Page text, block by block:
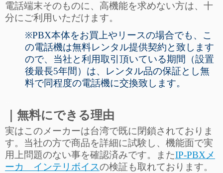
電話端末そのものに、高機能を求めない方は、十
分にご利用いただけます。
※PBX本体をお買上やリースの場合でも、こ
の電話機は無料レンタル提供契約と致します
ので、当社と利用取引頂いている期間（設置
後最長5年間）は、レンタル品の保証とし無
料で同程度の電話機に交換致します。
｜無料にできる理由
実はこのメーカーは台湾で既に閉鎖されておりま
す。当社の方で商品を詳細に試験し、機能面で実
用上問題のない事を確認済みです。またIP-PBXメ
ーカ インテリボイスの検証も取れております。